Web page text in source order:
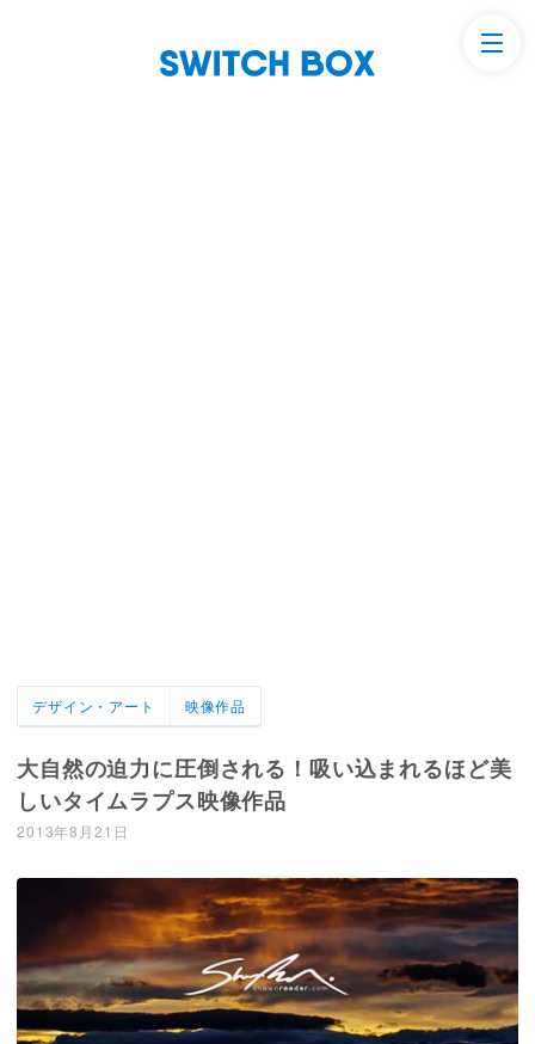
デザイン・アート 映像作品
大自然の迫力に圧倒される！吸い込まれるほど美
しいタイムラプス映像作品
2013年8月21日